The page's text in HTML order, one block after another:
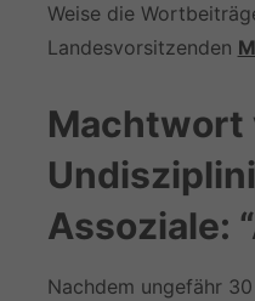
Weise die
Landesvorsitzenden
Machtwort
Assoziale:
Nachdem ungefähr